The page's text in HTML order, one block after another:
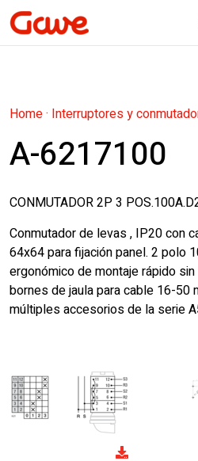
Home· Interruptores y
A-6217100
CONMUTADOR 2P 3
Conmutador de levas , IP20 con
64x64 para fijación panel. 2 polo
ergonómico de montaje rápido
bornes de jaula para cable 16-50
múltiples accesorios de la serie